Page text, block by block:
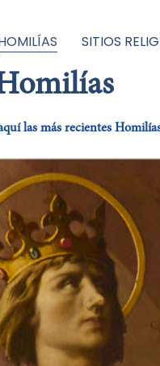
SITIOS
las más recientes